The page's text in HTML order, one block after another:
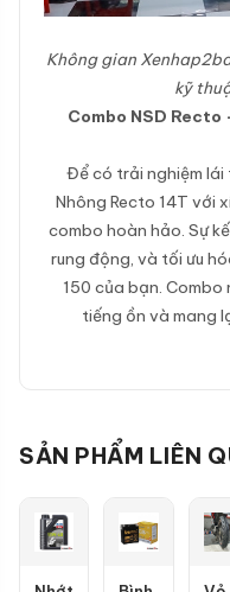
Không gian
kỹ
Combo NSD Recto
Để có trải nghiệm
Nhông Recto 14T với
combo hoàn hảo. Sự
rung động, và tối ưu
150 của bạn.
tiếng ồn và mang
SẢN PHẨM LIÊN